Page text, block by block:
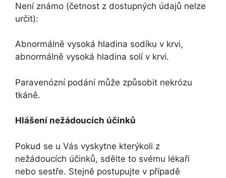
Není známo (četnost z dostupných údajů nelze
určit):
Abnormálně vysoká hladina sodíku v krvi,
abnormálně vysoká hladina solí v krvi.
Paravenózní podání může způsobit nekrózu
tkáně.
Hlášení nežádoucích účinků
Pokud se u Vás vyskytne kterýkoli z
nežádoucích účinků, sdělte to svému lékaři
nebo sestře. Stejně postupujte v případě